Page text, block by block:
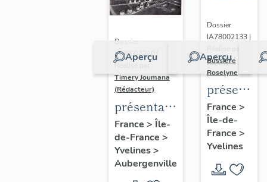
Aperçu
Dossier
IA78002210 |
Réalisé par
Timery Joumana
(Rédacteur)
présentation
de l'étude
d'Elisabethville
France > Île-
de-France >
Yvelines>
Aubergenville
Aperçu
Dossier
IA78002133 |
Bussière
Roselyne
du
diagnostic
et
France >
Île-de-
France >
Yvelines